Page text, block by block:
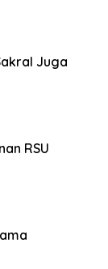
Juga
RSU